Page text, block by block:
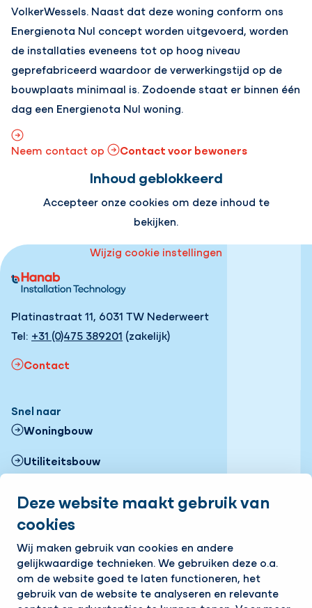
Deze website maakt gebruik van
cookies
Wij maken gebruik van cookies en andere
gelijkwaardige technieken. We gebruiken deze o.a.
om de website goed te laten functioneren, het
gebruik van de website te analyseren en relevante
VolkerWessels. Naast dat deze woning conform ons
Energienota Nul concept worden uitgevoerd, worden
de installaties eveneens tot op hoog niveau
geprefabriceerd waardoor de verwerkingstijd op de
bouwplaats minimaal is. Zodoende staat er binnen één
dag een Energienota Nul woning.
Neem contact op Contact voor bewoners
Inhoud geblokkeerd
Accepteer onze cookies om deze inhoud te
bekijken.
Wijzig cookie instellingen
Platinastraat 11, 6031 TW Nederweert
Tel: +31 (0)475 389201 (zakelijk)
Contact
Snel naar
Woningbouw
Utiliteitsbouw
Projecten
LinkedIn
Op de hoogte blijven van het laatste nieuws?